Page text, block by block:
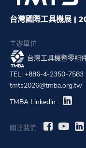
台灣國際工具機展 |
主辦單位
台灣工具機暨零組
TEL: +886-4-2350-7583
tmts2026@tmba.org.tw
TMBA Linkedin :
關注我們